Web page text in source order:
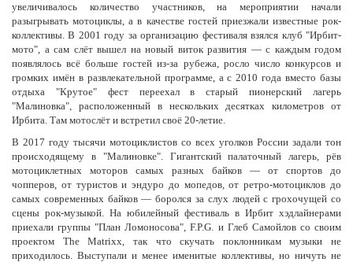
увеличивалось количество участников, на мероприятии начали
разыгрывать мотоциклы, а в качестве гостей приезжали известные рок-
коллективы. В 2001 году за организацию фестиваля взялся клуб "Ирбит-
мото", а сам слёт вышел на новый виток развития — с каждым годом
появлялось всё больше гостей из-за рубежа, росло число конкурсов и
громких имён в развлекательной программе, а с 2010 года вместо базы
отдыха "Крутое" фест переехал встарый пионерский лагерь
"Малиновка", расположенный в нескольких десятках километров от
Ирбита. Там мотослёт и встретил своё 20-летие.
В 2017 году тысячи мотоциклистов со всех уголков России задали тон
происходящему в "Малиновке". Гигантский палаточный лагерь, рёв
мотоциклетных моторов самых разных байков — от спортов до
чопперов, от туристов и эндуро до мопедов, от ретро-мотоциклов до
самых современных байков — боролся за слух людей с грохочущей со
сцены рок-музыкой. На юбилейный фестиваль в Ирбит хэдлайнерами
приехали группы "План Ломоносова", F.P.G. и Глеб Самойлов со своим
проектом The Matrixx, так что скучать поклонникам музыки не
приходилось. Выступали и менее именитые коллективы, но ничуть не